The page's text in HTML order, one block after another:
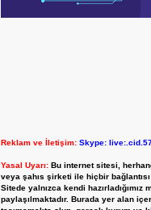
Reklam ve İletişim: Skype:
Yasal Uyarı: Bu internet sitesi,
veya şahıs şirketi ile hiçbir
Sitede yalnızca kendi hazırladığımız
paylaşılmaktadır. Burada yer alan